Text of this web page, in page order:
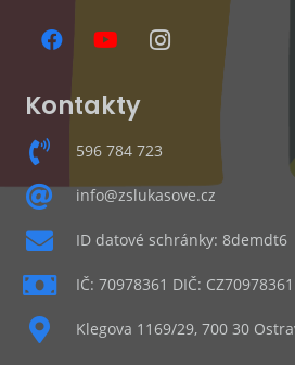
Kontakty
596 784 723
info@zslukasove.cz
ID datové schránky: 8demdt6
IČ: 70978361 DIČ: CZ70978361
Klegova 1169/29, 700 30